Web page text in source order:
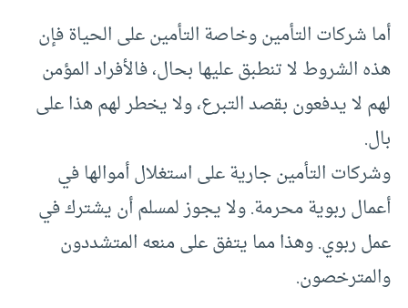
أما شركات التأمين وخاصة التأمين على الحياة فإن
هذه الشروط لا تنطبق عليها بحال، فالأفراد المؤمن
لهم لا يدفعون بقصد التبرع، ولا يخطر لهم هذا على
بال.
وشركات التأمين جارية على استغلال أموالها في
أعمال ربوية محرمة. ولا يجوز لمسلم أن يشترك في
عمل ربوي. وهذا مما يتفق على منعه المتشددون
والمترخصون.